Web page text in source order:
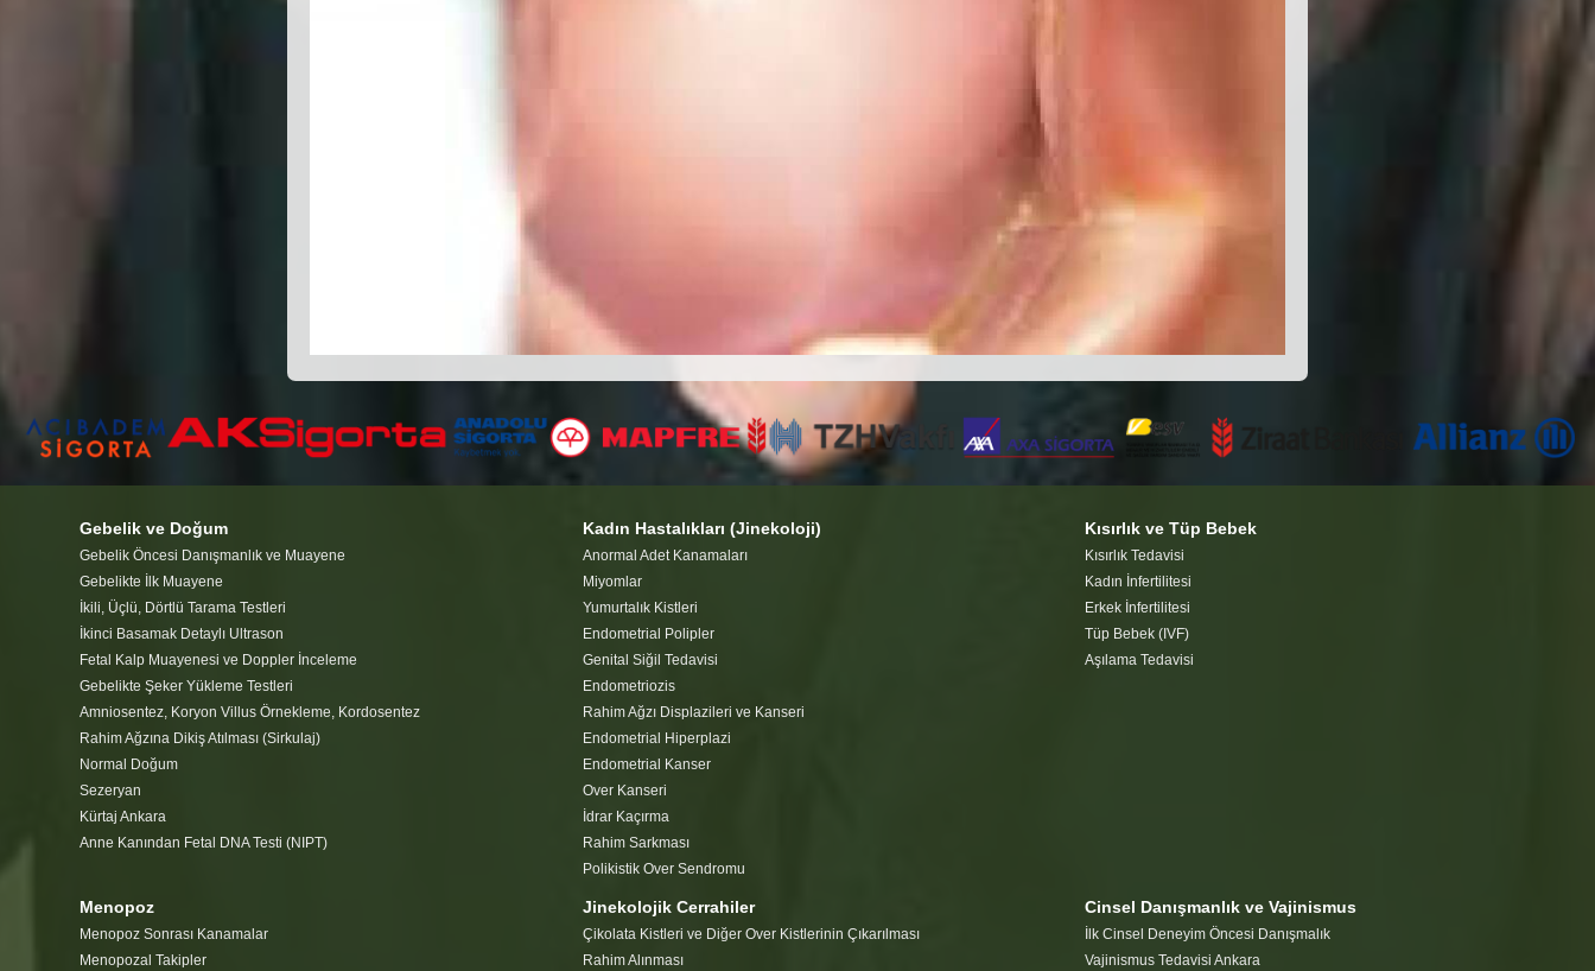
Gebelik ve Doğum
Gebelik Öncesi Danışmanlık ve Muayene
Gebelikte İlk Muayene
İkili, Üçlü, Dörtlü Tarama Testleri
İkinci Basamak Detaylı Ultrason
Fetal Kalp Muayenesi ve Doppler İnceleme
Gebelikte Şeker Yükleme Testleri
Amniosentez, Koryon Villus Örnekleme, Kordosentez
Rahim Ağzına Dikiş Atılması (Sirkulaj)
Normal Doğum
Sezeryan
Kürtaj Ankara
Anne Kanından Fetal DNA Testi (NIPT)
Kadın Hastalıkları (Jinekoloji)
Anormal Adet Kanamaları
Miyomlar
Yumurtalık Kistleri
Endometrial Polipler
Genital Siğil Tedavisi
Endometriozis
Rahim Ağzı Displazileri ve Kanseri
Endometrial Hiperplazi
Endometrial Kanser
Over Kanseri
İdrar Kaçırma
Rahim Sarkması
Polikistik Over Sendromu
Kısırlık ve Tüp Bebek
Kısırlık Tedavisi
Kadın İnfertilitesi
Erkek İnfertilitesi
Tüp Bebek (IVF)
Aşılama Tedavisi
Menopoz
Menopoz Sonrası Kanamalar
Menopozal Takipler
Jinekolojik Cerrahiler
Çikolata Kistleri ve Diğer Over Kistlerinin Çıkarılması
Rahim Alınması
Cinsel Danışmanlık ve Vajinismus
İlk Cinsel Deneyim Öncesi Danışmalık
Vajinismus Tedavisi Ankara